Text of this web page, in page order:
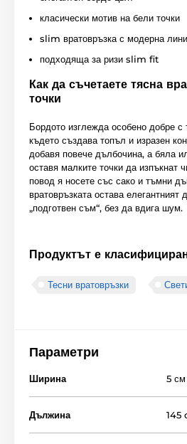
класически мотив на бели точки
slim вратовръзка с модерна
подходяща за ризи slim fit
Как да съчетаете тясна
точки
Бордото изглежда особено добре
където създава топъл и изразен
добавя повече дълбочина, а бяла
оставя малките точки да изпъкнат
повод я носете със сако и тъмни
вратовръзката остава елегантният
„подготвен съм“, без да вдига шум.
Продуктът е
Тесни вратовръзки
Параметри
Ширина 5 см
Дължина 145